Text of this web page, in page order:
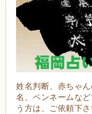
姓名判断、赤ちゃ
名、ペンネームな
う方は、ご依頼下さ